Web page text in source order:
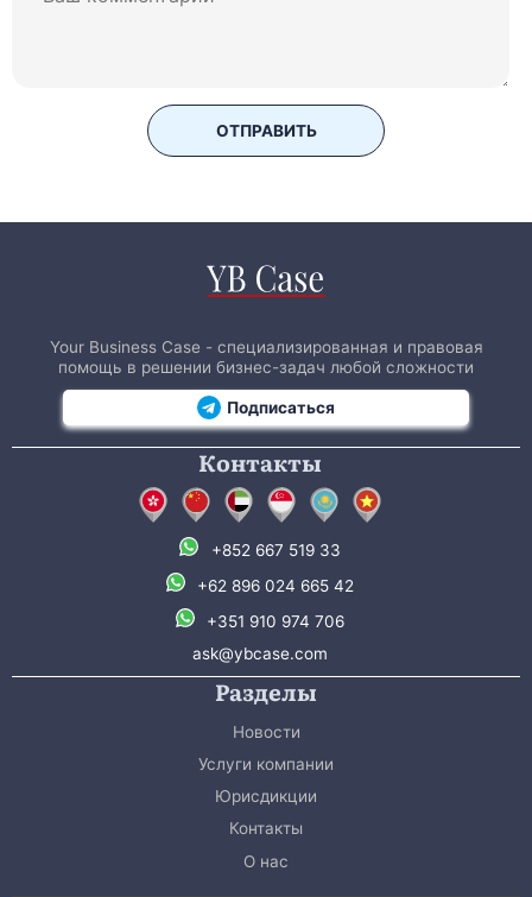
ОТПРАВИТЬ
Your Business Case - специализированная и правовая
помощь в решении бизнес-задач любой сложности
Подписаться
Контакты
+852 667 519 33
+62 896 024 665 42
+351 910 974 706
ask@ybcase.com
Разделы
Новости
Услуги компании
Юрисдикции
Контакты
О нас